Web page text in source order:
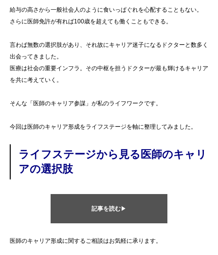
給与の高さから一般社会人のように食いっぱぐれを心配することもない。
さらに医師免許が有れば100歳を超えても働くこともできる。
言わば無数の選択肢があり、それ故にキャリア迷子になるドクターと数多く
出会ってきました。
医療は社会の重要インフラ。その中枢を担うドクターが最も輝けるキャリア
を共に考えていく。
そんな「医師のキャリア参謀」が私のライフワークです。
今回は医師のキャリア形成をライフステージを軸に整理してみました。
ライフステージから見る医師のキャリ
アの選択肢
記事を読む▶
医師のキャリア形成に関するご相談はお気軽に承ります。